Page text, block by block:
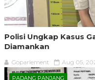
Polisi Ungkap Kasus
Diamankan
Goparlement Aug 05,
PADANG PANJANG